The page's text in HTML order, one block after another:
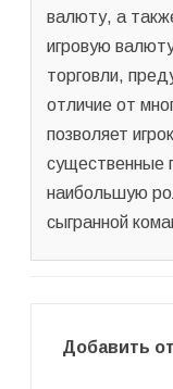
валюту, а
игровую
торговли,
отличие от
позволяет
существенные
наибольшую
сыгранной
Добавить